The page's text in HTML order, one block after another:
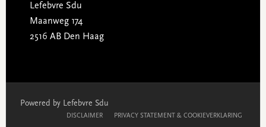
Lefebvre Sdu
Maanweg 174
2516 AB Den Haag
Powered by Lefebvre Sdu
DISCLAIMER PRIVACY STATEMENT & COOKIEVERKLARING